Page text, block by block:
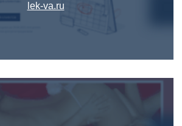
lek-va.ru